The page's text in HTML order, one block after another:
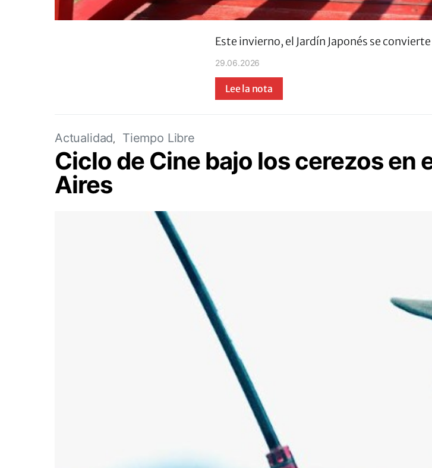
Este invierno, el Jardín Japonés se
29.06.2026
Lee la nota
Actualidad Tiempo Libre
Ciclo de Cine bajo los cerezos en
Aires